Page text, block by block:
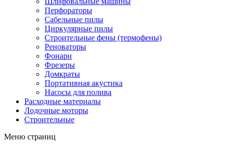
Перфораторы
Сабельные пилы
Циркулярные пилы
Строительные фены (термофены)
Реноваторы
Фонари
Фрезеры
Домкраты
Портативная акустика
Насосы для полива
Расходные материалы
Лодочные моторы
Строительные
Меню страниц